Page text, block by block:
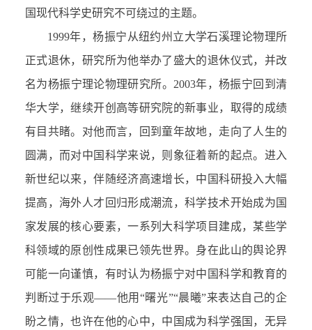
国现代科学史研究不可绕过的主题。
1999年，杨振宁从纽约州立大学石溪理论物理所
正式退休，研究所为他举办了盛大的退休仪式，并改
名为杨振宁理论物理研究所。2003年，杨振宁回到清
华大学，继续开创高等研究院的新事业，取得的成绩
有目共睹。对他而言，回到童年故地，走向了人生的
圆满，而对中国科学来说，则象征着新的起点。进入
新世纪以来，伴随经济高速增长，中国科研投入大幅
提高，海外人才回归形成潮流，科学技术开始成为国
家发展的核心要素，一系列大科学项目建成，某些学
科领域的原创性成果已领先世界。身在此山的舆论界
可能一向谨慎，有时认为杨振宁对中国科学和教育的
判断过于乐观——他用“曙光”“晨曦”来表达自己的企
盼之情，也许在他的心中，中国成为科学强国，无异